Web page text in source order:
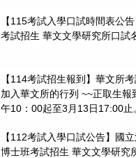
【115考試入學口試時間表公
考試招生 華文文學研究所口試
【114考試招生報到】華文所
加入華文所的行列 ~~正取生
午10：00起至3月13日17:00止
【112考試入學口試公告】國
博士班考試招生 華文文學研究